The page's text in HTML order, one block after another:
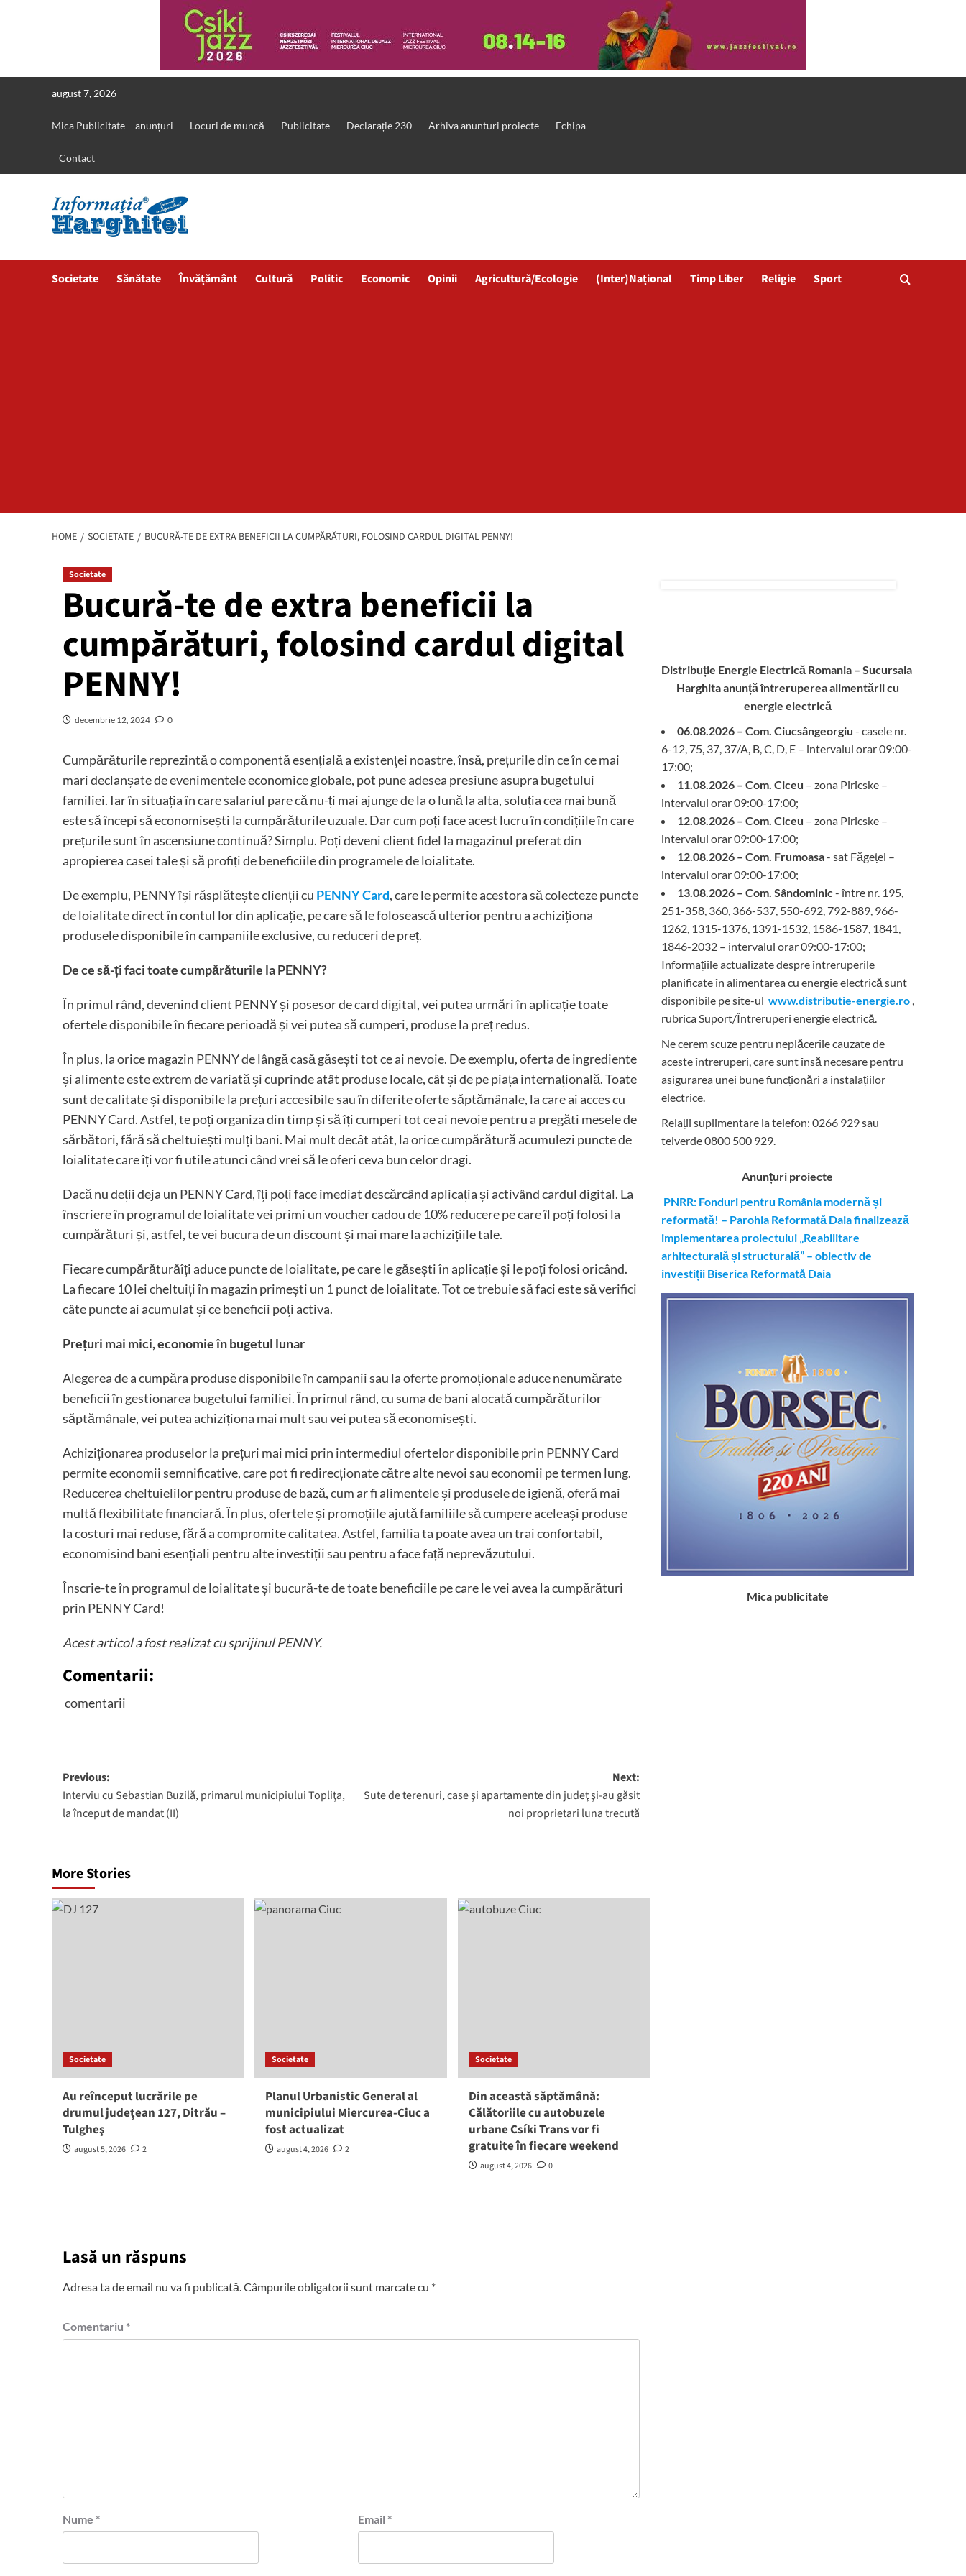
august 7, 2026
Mica Publicitate – anunțuri Locuri de muncă Publicitate Declarație 230 Arhiva anunturi proiecte Echipa
Contact
Societate Sănătate Învățământ Cultură Politic Economic Opinii Agricultură/Ecologie (Inter)Național Timp Liber Religie Sport
HOME SOCIETATE BUCURĂ-TE DE EXTRA BENEFICII LA CUMPĂRĂTURI, FOLOSIND CARDUL DIGITAL PENNY!
Societate
Bucură-te de extra beneficii la
cumpărături, folosind cardul digital
PENNY!
decembrie 12, 2024 0
Cumpărăturile reprezintă o componentă esențială a existenței noastre, însă, prețurile din ce în ce mai
mari declanșate de evenimentele economice globale, pot pune adesea presiune asupra bugetului
familiei. Iar în situația în care salariul pare că nu-ți mai ajunge de la o lună la alta, soluția cea mai bună
este să începi să economisești la cumpărăturile uzuale. Dar cum poți face acest lucru în condițiile în care
prețurile sunt în ascensiune continuă? Simplu. Poți deveni client fidel la magazinul preferat din
apropierea casei tale și să profiți de beneficiile din programele de loialitate.
De exemplu, PENNY își răsplătește clienții cu PENNY Card, care le permite acestora să colecteze puncte
de loialitate direct în contul lor din aplicație, pe care să le folosească ulterior pentru a achiziționa
produsele disponibile în campaniile exclusive, cu reduceri de preț.
De ce să-ți faci toate cumpărăturile la PENNY?
În primul rând, devenind client PENNY și posesor de card digital, vei putea urmări în aplicație toate
ofertele disponibile în fiecare perioadă și vei putea să cumperi, produse la preț redus.
În plus, la orice magazin PENNY de lângă casă găsești tot ce ai nevoie. De exemplu, oferta de ingrediente
și alimente este extrem de variată și cuprinde atât produse locale, cât și de pe piața internațională. Toate
sunt de calitate și disponibile la prețuri accesibile sau în diferite oferte săptămânale, la care ai acces cu
PENNY Card. Astfel, te poți organiza din timp și să îți cumperi tot ce ai nevoie pentru a pregăti mesele de
sărbători, fără să cheltuiești mulți bani. Mai mult decât atât, la orice cumpărătură acumulezi puncte de
loialitate care îți vor fi utile atunci când vrei să le oferi ceva bun celor dragi.
Dacă nu deții deja un PENNY Card, îți poți face imediat descărcând aplicația și activând cardul digital. La
înscriere în programul de loialitate vei primi un voucher cadou de 10% reducere pe care îl poți folosi la
cumpărături și, astfel, te vei bucura de un discount și mai mare la achizițiile tale.
Fiecare cumpărăturăîți aduce puncte de loialitate, pe care le găsești în aplicație și le poți folosi oricând.
La fiecare 10 lei cheltuiți în magazin primești un 1 punct de loialitate. Tot ce trebuie să faci este să verifici
câte puncte ai acumulat și ce beneficii poți activa.
Prețuri mai mici, economie în bugetul lunar
Alegerea de a cumpăra produse disponibile în campanii sau la oferte promoționale aduce nenumărate
beneficii în gestionarea bugetului familiei. În primul rând, cu suma de bani alocată cumpărăturilor
săptămânale, vei putea achiziționa mai mult sau vei putea să economisești.
Achiziționarea produselor la prețuri mai mici prin intermediul ofertelor disponibile prin PENNY Card
permite economii semnificative, care pot fi redirecționate către alte nevoi sau economii pe termen lung.
Reducerea cheltuielilor pentru produse de bază, cum ar fi alimentele și produsele de igienă, oferă mai
multă flexibilitate financiară. În plus, ofertele și promoțiile ajută familiile să cumpere aceleași produse
la costuri mai reduse, fără a compromite calitatea. Astfel, familia ta poate avea un trai confortabil,
economisind bani esențiali pentru alte investiții sau pentru a face față neprevăzutului.
Înscrie-te în programul de loialitate și bucură-te de toate beneficiile pe care le vei avea la cumpărături
prin PENNY Card!
Acest articol a fost realizat cu sprijinul PENNY.
Comentarii:
comentarii
Post
navigation
Previous:
Interviu cu Sebastian Buzilă, primarul municipiului Topliţa,
la început de mandat (II)
Next:
Sute de terenuri, case şi apartamente din judeţ şi-au găsit
noi proprietari luna trecută
More Stories
Societate
Au reînceput lucrările pe
drumul judeţean 127, Ditrău –
Tulgheş
august 5, 2026 2
Societate
Planul Urbanistic General al
municipiului Miercurea-Ciuc a
fost actualizat
august 4, 2026 2
Societate
Din această săptămână:
Călătoriile cu autobuzele
urbane Csíki Trans vor fi
gratuite în fiecare weekend
august 4, 2026 0
Lasă un răspuns
Adresa ta de email nu va fi publicată.Câmpurile obligatorii sunt marcate cu *
Comentariu *
Nume * Email *
Distribuție Energie Electrică Romania – Sucursala
Harghitaanunță întreruperea alimentării cu
energie electrică
06.08.2026 – Com. Ciucsângeorgiu - casele nr.
6-12, 75, 37, 37/A, B, C, D, E – intervalul orar 09:00-
17:00;
11.08.2026 – Com. Ciceu – zona Piricske –
intervalul orar 09:00-17:00;
12.08.2026 – Com. Ciceu – zona Piricske –
intervalul orar 09:00-17:00;
12.08.2026 – Com. Frumoasa- sat Făgețel –
intervalul orar 09:00-17:00;
13.08.2026 – Com. Sândominic- între nr. 195,
251-358, 360, 366-537, 550-692, 792-889, 966-
1262, 1315-1376, 1391-1532, 1586-1587, 1841,
1846-2032 – intervalul orar 09:00-17:00;
Informațiile actualizate despre întreruperile
planificate în alimentarea cu energie electrică sunt
disponibile pe site-ul www.distributie-energie.ro ,
rubrica Suport/Întreruperi energie electrică.
Ne cerem scuze pentru neplăcerile cauzate de
aceste întreruperi, care sunt însă necesare pentru
asigurarea unei bune funcționări a instalațiilor
electrice.
Relații suplimentare la telefon: 0266 929 sau
telverde 0800 500 929.
Anunțuri proiecte
PNRR: Fonduri pentru România modernă și
reformată! – Parohia Reformată Daia finalizează
implementarea proiectului „Reabilitare
arhitecturală și structurală” – obiectiv de
investiții Biserica Reformată Daia
Mica publicitate